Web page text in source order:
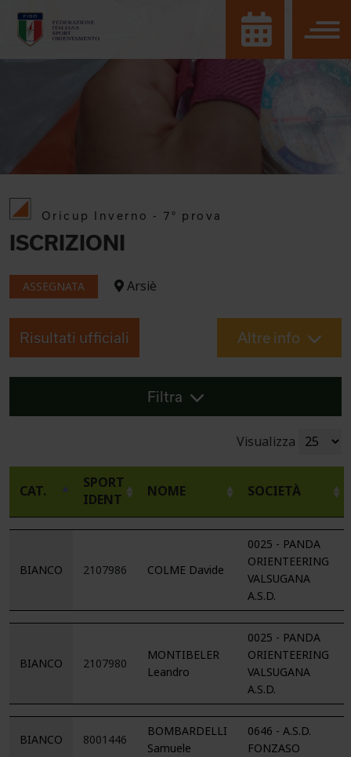
Oricup Inverno - 7° prova
ISCRIZIONI
ASSEGNATA Arsiè
Risultati ufficiali Altre info
Filtra
Visualizza
CAT.
SPORT
IDENT
NOME SOCIETÀ
BIANCO 2107986 COLME Davide
0025 - PANDA
ORIENTEERING
VALSUGANA
A.S.D.
BIANCO 2107980
MONTIBELER
Leandro
0025 - PANDA
ORIENTEERING
VALSUGANA
A.S.D.
BIANCO 8001446
BOMBARDELLI
Samuele
0646 - A.S.D.
FONZASO